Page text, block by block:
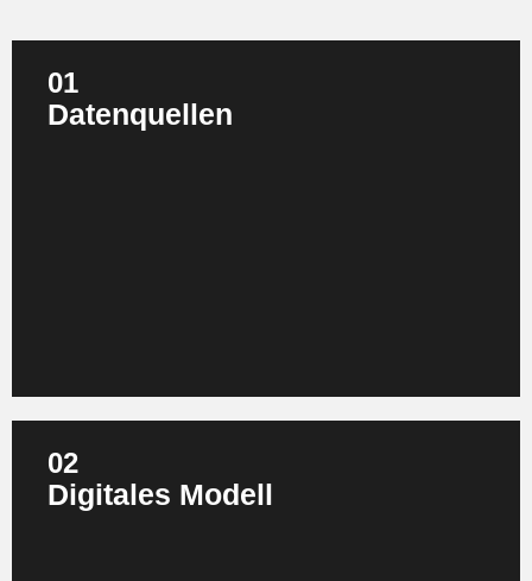
01
Datenquellen
Die Grundlage jedes Digitalen Zwillings sind Daten und
02
Digitales Modell